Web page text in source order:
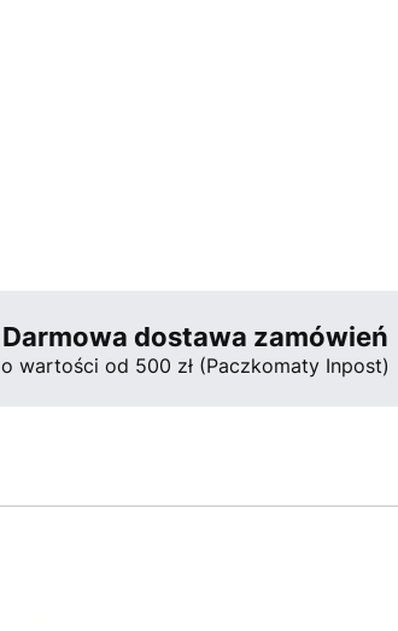
Darmowa dostawa zamówień
o wartości od 500 zł (Paczkomaty Inpost)